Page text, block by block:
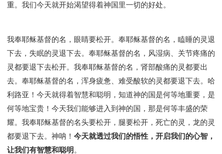
重。我们今天就开始渴望得着神国里一切的好处。
我奉耶稣基督的名，眼睛要松开。奉耶稣基督的名，瞌睡的灵退
下去，失眠的灵退下去。奉耶稣基督的名，风湿病、关节疼痛的
灵都要退下去松开。我奉耶稣基督的名，肾部酸痛的灵都要出
去。奉耶稣基督的名，浑身疲惫、难受酸软的灵都要退下去。哈
利路亚！今天就得着智慧和聪明，知道神的国是何等地重要，是
何等地宝贵！今天我们能够进入到神的国，那是何等丰盛的荣
耀。我奉耶稣基督的名头要松开，腿要松开，死亡的灵，龙的灵
都要退下去。神呐！ 今天就透过我们的悟性，开启我们的心智，
让我们有智慧和聪明。